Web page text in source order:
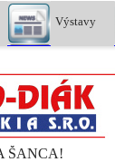
Výstavy
ŠANCA!